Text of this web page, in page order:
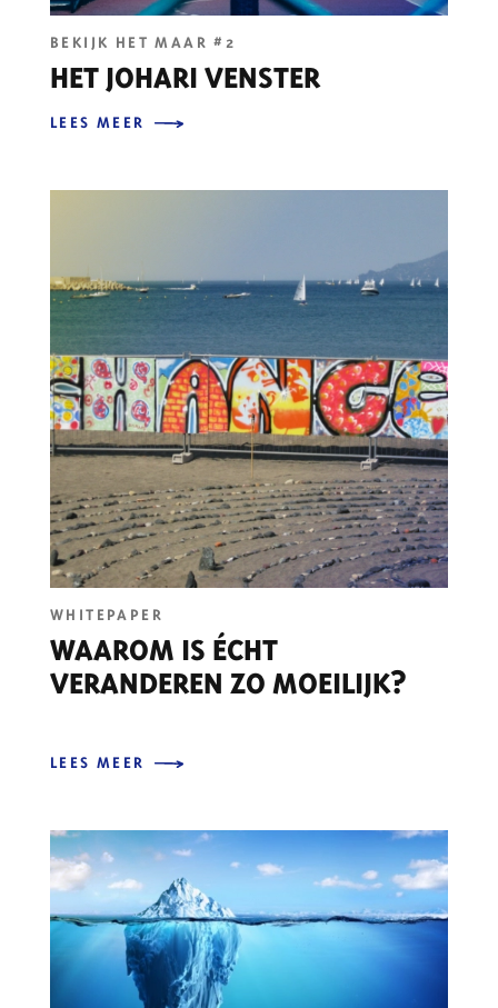
BEKIJK HET MAAR #2
HET JOHARI VENSTER
LEES MEER
WHITEPAPER
WAAROM IS ÉCHT
VERANDEREN ZO MOEILIJK?
LEES MEER